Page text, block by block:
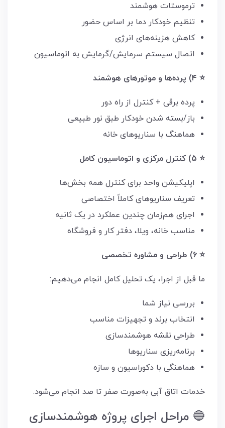
ترموستات هوشمند
تنظیم خودکار دما بر اساس حضور
کاهش هزینه‌های انرژی
اتصال سیستم سرمایش/گرمایش به اتوماسیون
⭐ ۴) پرده‌ها و موتورهای هوشمند
پرده برقی + کنترل از راه دور
باز/بسته شدن خودکار طبق نور طبیعی
هماهنگ با سناریوهای خانه
⭐ ۵) کنترل مرکزی و اتوماسیون کامل
اپلیکیشن واحد برای کنترل همه بخش‌ها
تعریف سناریوهای کاملاً اختصاصی
اجرای هم‌زمان چندین عملکرد در یک ثانیه
مناسب خانه، ویلا، دفتر کار و فروشگاه
⭐ ۶) طراحی و مشاوره تخصصی
ما قبل از اجرا، یک تحلیل کامل انجام می‌دهیم:
بررسی نیاز شما
انتخاب برند و تجهیزات مناسب
طراحی نقشه هوشمندسازی
برنامه‌ریزی سناریوها
هماهنگی با دکوراسیون و سازه
خدمات اتاق آبی به‌صورت صفر تا صد انجام می‌شود.
🔵 مراحل اجرای پروژه هوشمندسازی